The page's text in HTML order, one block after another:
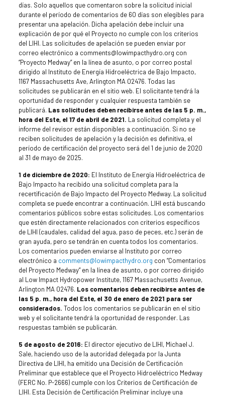
días. Solo aquellos que comentaron sobre la solicitud inicial
durante el período de comentarios de 60 días son elegibles para
presentar una apelación. Dicha apelación debe incluir una
explicación de por qué el Proyecto no cumple con los criterios
del LIHI. Las solicitudes de apelación se pueden enviar por
correo electrónico a comments@lowimpacthydro.org con
“Proyecto Medway” en la línea de asunto, o por correo postal
dirigido al Instituto de Energía Hidroeléctrica de Bajo Impacto,
1167 Massachusetts Ave, Arlington MA 02476. Todas las
solicitudes se publicarán en el sitio web. El solicitante tendrá la
oportunidad de responder y cualquier respuesta también se
publicará. Las solicitudes deben recibirse antes de las 5 p. m.,
hora del Este, el 17 de abril de 2021. La solicitud completa y el
informe del revisor están disponibles a continuación. Si no se
reciben solicitudes de apelación y la decisión es definitiva, el
período de certificación del proyecto será del 1 de junio de 2020
al 31 de mayo de 2025.
1 de diciembre de 2020: El Instituto de Energía Hidroeléctrica de
Bajo Impacto ha recibido una solicitud completa para la
recertificación de Bajo Impacto del Proyecto Medway. La solicitud
completa se puede encontrar a continuación. LIHI está buscando
comentarios públicos sobre estas solicitudes. Los comentarios
que estén directamente relacionados con criterios específicos
de LIHI (caudales, calidad del agua, paso de peces, etc.) serán de
gran ayuda, pero se tendrán en cuenta todos los comentarios.
Los comentarios pueden enviarse al Instituto por correo
electrónico a comments@lowimpacthydro.org con “Comentarios
del Proyecto Medway” en la línea de asunto, o por correo dirigido
al Low Impact Hydropower Institute, 1167 Massachusetts Avenue,
Arlington MA 02476. Los comentarios deben recibirse antes de
las 5 p. m., hora del Este, el 30 de enero de 2021 para ser
considerados. Todos los comentarios se publicarán en el sitio
web y el solicitante tendrá la oportunidad de responder. Las
respuestas también se publicarán.
5 de agosto de 2016: El director ejecutivo de LIHI, Michael J.
Sale, haciendo uso de la autoridad delegada por la Junta
Directiva de LIHI, ha emitido una Decisión de Certificación
Preliminar que establece que el Proyecto Hidroeléctrico Medway
(FERC No. P-2666) cumple con los Criterios de Certificación de
LIHI. Esta Decisión de Certificación Preliminar incluye una